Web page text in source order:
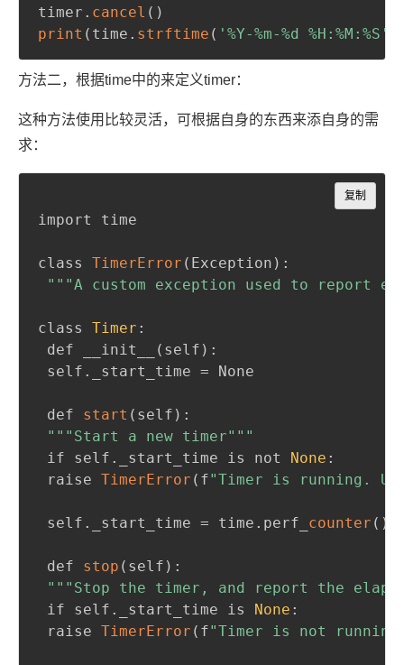
timer . cancel ( )
print ( time . strftime ( '%Y-%m-%d %H:%M:%S'
方法二，根据time中的来定义timer：
这种方法使用比较灵活，可根据自身的东西来添自身的需
求：
import time
class TimerError ( Exception ) :
"" "A custom exception used to report
class Timer :
def __init__
( self ) :
self._start_time = None
def start ( self ) :
"" "Start a new timer" ""
if self._start_time is not None :
raise TimerError ( f"Timer is running.
self._start_time = time.perf_ counter ( )
def stop ( self ) :
"" "Stop the timer, and report the
if self._start_time is None :
raise TimerError ( f"Timer is not
复制
Copy